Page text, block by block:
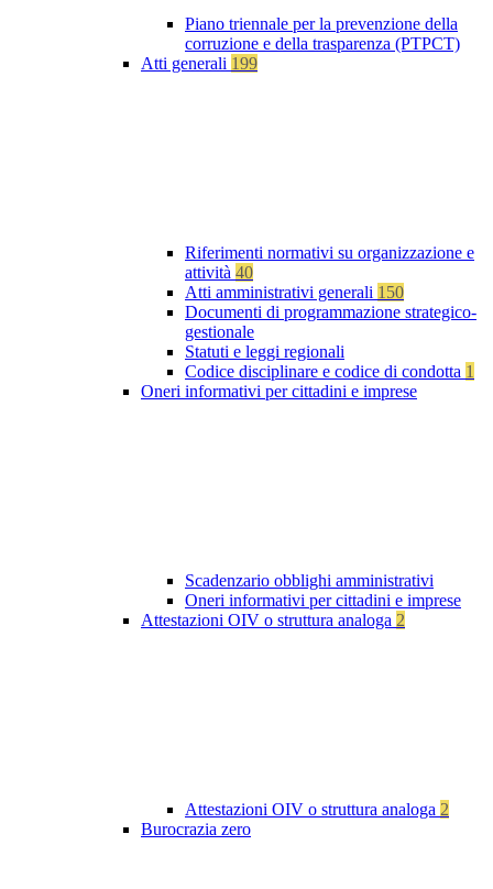
Piano triennale per la prevenzione della
corruzione e della trasparenza (PTPCT)
Atti generali 199
Riferimenti normativi su organizzazione e
attività 40
Atti amministrativi generali 150
Documenti di programmazione strategico-
gestionale
Statuti e leggi regionali
Codice disciplinare e codice di condotta 1
Oneri informativi per cittadini e imprese
Scadenzario obblighi amministrativi
Oneri informativi per cittadini e imprese
Attestazioni OIV o struttura analoga 2
Attestazioni OIV o struttura analoga 2
Burocrazia zero